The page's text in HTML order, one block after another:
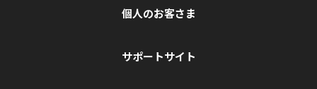
個人のお客さま
サポートサイト